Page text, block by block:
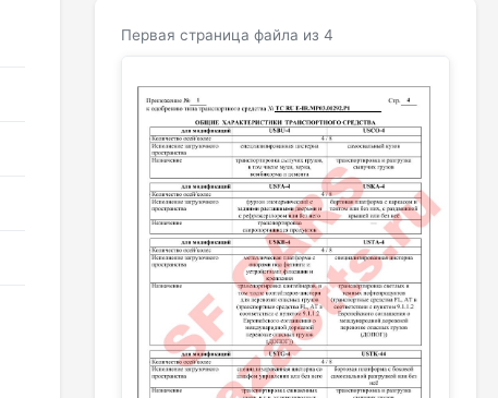
Первая страница файла из 4